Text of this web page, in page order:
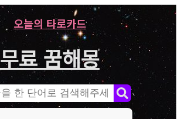
오늘의 타로카드
무료 꿈해몽